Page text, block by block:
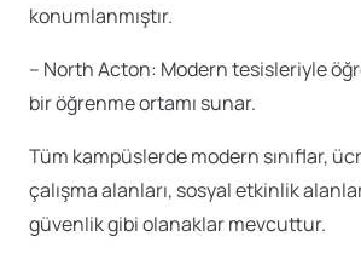
konumlanmıştır.
– North Acton: Modern tesisleriyle
bir öğrenme ortamı sunar.
Tüm kampüslerde modern sınıflar,
çalışma alanları, sosyal etkinlik
güvenlik gibi olanaklar mevcuttur.